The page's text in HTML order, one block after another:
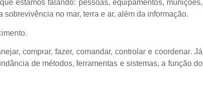
estamos falando: pessoas, equipamentos, munições,
no mar, terra e ar, além da informação.
comprar, fazer, comandar, controlar e coordenar. Já
de métodos, ferramentas e sistemas, a função do